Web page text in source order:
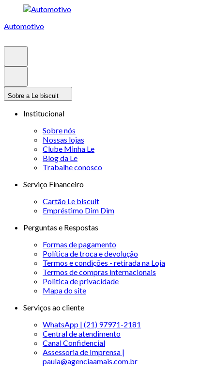
Automotivo
Sobre a Le biscuit
Institucional
Sobre nós
Nossas lojas
Clube Minha Le
Blog da Le
Trabalhe conosco
Serviço Financeiro
Cartão Le biscuit
Empréstimo Dim Dim
Perguntas e Respostas
Formas de pagamento
Política de troca e devolução
Termos e condições - retirada na Loja
Termos de compras internacionais
Politica de privacidade
Mapa do site
Serviços ao cliente
WhatsApp | (21) 97971-2181
Central de atendimento
Canal Confidencial
Assessoria de Imprensa |
paula@agenciaamais.com.br